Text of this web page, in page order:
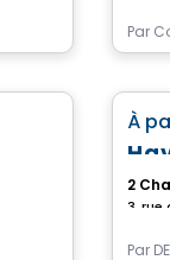
Par
Maison
À
2
3, rue
Par